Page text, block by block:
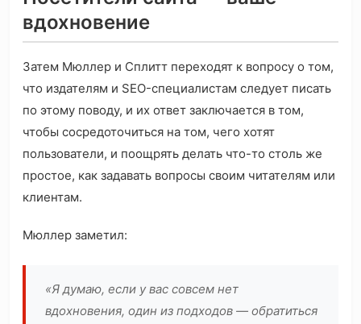
вдохновение
Затем Мюллер и Сплитт переходят к вопросу о том,
что издателям и SEO-специалистам следует писать
по этому поводу, и их ответ заключается в том,
чтобы сосредоточиться на том, чего хотят
пользователи, и поощрять делать что-то столь же
простое, как задавать вопросы своим читателям или
клиентам.
Мюллер заметил:
«Я думаю, если у вас совсем нет
вдохновения, один из подходов — обратиться